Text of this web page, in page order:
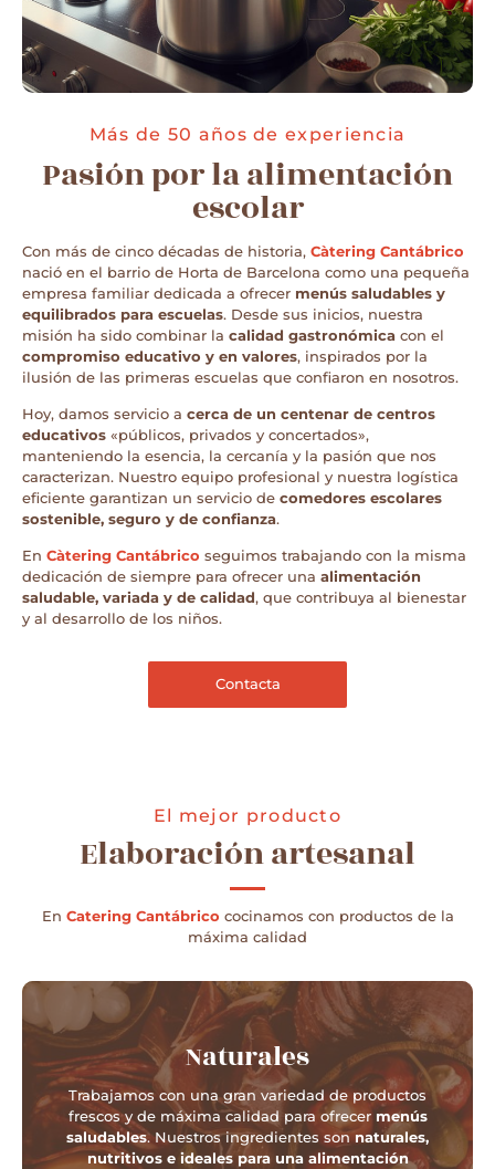
Más de 50 años de experiencia
Pasión por la alimentación
escolar
Con más de cinco décadas de historia, Càtering Cantábrico
nació en el barrio de Horta de Barcelona como una pequeña
empresa familiar dedicada a ofrecer menús saludables y
equilibrados para escuelas. Desde sus inicios, nuestra
misión ha sido combinar la calidad gastronómica con el
compromiso educativo y en valores, inspirados por la
ilusión de las primeras escuelas que confiaron en nosotros.
Hoy, damos servicio a cerca de un centenar de centros
educativos «públicos, privados y concertados»,
manteniendo la esencia, la cercanía y la pasión que nos
caracterizan. Nuestro equipo profesional y nuestra logística
eficiente garantizan un servicio de comedores escolares
sostenible, seguro y de confianza.
En Càtering Cantábrico seguimos trabajando con la misma
dedicación de siempre para ofrecer una alimentación
saludable, variada y de calidad, que contribuya al bienestar
y al desarrollo de los niños.
Contacta
El mejor producto
Elaboración artesanal
En Catering Cantábrico cocinamos con productos de la
máxima calidad
Naturales
Trabajamos con una gran variedad de productos
frescos y de máxima calidad para ofrecer menús
saludables. Nuestros ingredientes sonnaturales,
nutritivos e ideales para una alimentación